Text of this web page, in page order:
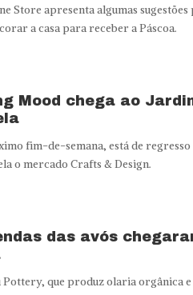
Store apresenta algumas sugestões
a casa para receber a Páscoa.
Mood chega ao
fim-de-semana, está de regresso
o mercado Crafts & Design.
das avós
Pottery, que produz olaria orgânica